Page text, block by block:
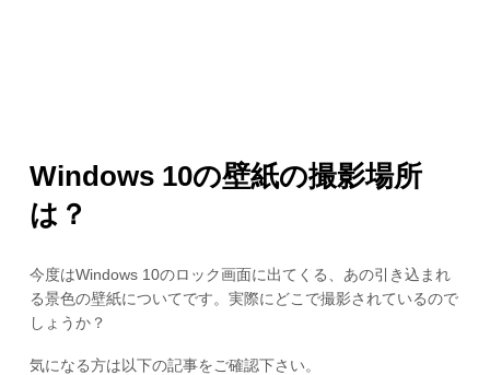
Windows 10の壁紙の撮影場所
は？
今度はWindows 10のロック画面に出てくる、あの引き込まれ
る景色の壁紙についてです。実際にどこで撮影されているので
しょうか？
気になる方は以下の記事をご確認下さい。